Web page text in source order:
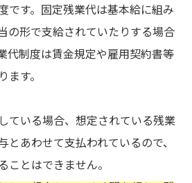
です。固定残業代は基本給に組み
の形で支給されていたりする場合
代制度は賃金規定や雇用契約書等
す。
ている場合、想定されている残業
とあわせて支払われているので、
ことはできません。